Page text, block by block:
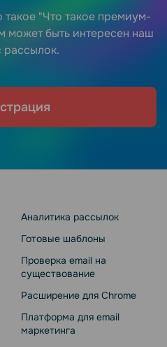
такое "Что такое премиум-
может быть интересен наш
рассылок.
Аналитика рассылок
Готовые шаблоны
Проверка email на
существование
Расширение для Chrome
Платформа для email
маркетинга